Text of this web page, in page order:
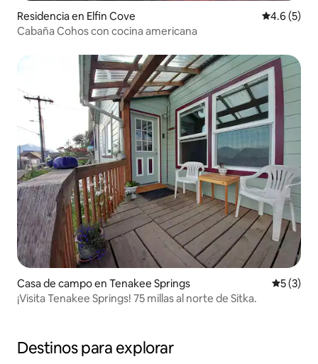
Residencia en Elfin Cove
4.6 (5)
Cabaña Cohos con cocina americana
Casa de campo en Tenakee Springs
5 (3)
¡Visita Tenakee Springs! 75 millas al norte de Sitka.
Destinos para explorar